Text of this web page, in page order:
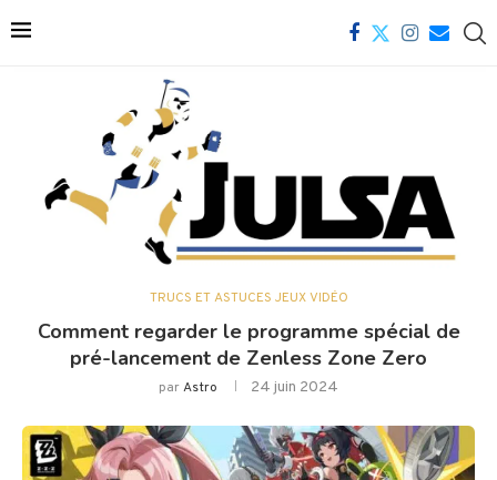
TRUCS ET ASTUCES JEUX VIDÉO
Comment regarder le programme spécial de
pré-lancement de Zenless Zone Zero
parAstro 24 juin 2024